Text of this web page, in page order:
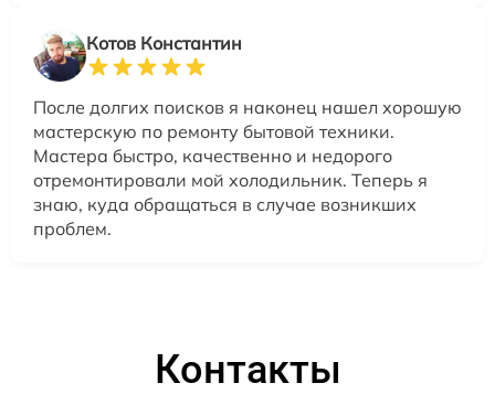
Котов Константин
После долгих поисков я наконец нашел хорошую
мастерскую по ремонту бытовой техники.
Мастера быстро, качественно и недорого
отремонтировали мой холодильник. Теперь я
знаю, куда обращаться в случае возникших
проблем.
Контакты